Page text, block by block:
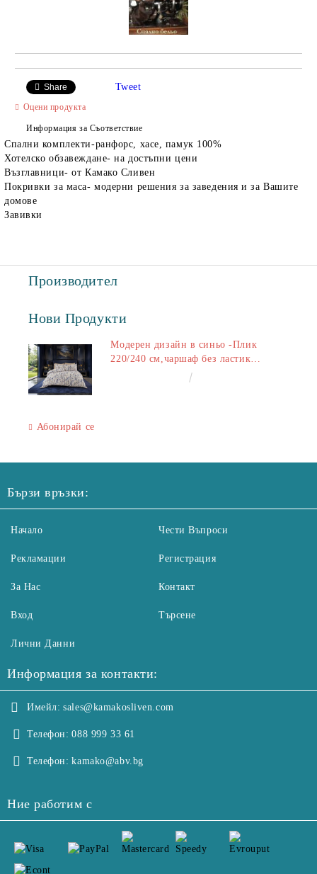
Share Tweet
Оцени продукта
Информация за Съответствие
Спални комплекти-ранфорс, хасе, памук 100%
Хотелско обзавеждане- на достъпни цени
Възглавници- от Камако Сливен
Покривки за маса- модерни решения за заведения и за Вашите
домове
Завивки
Производител
Нови Продукти
Модерен дизайн в синьо -Плик
220/240 см,чаршаф без ластик
240/260 см,калъфки 2+2
Абонирай се
Бързи връзки:
Начало
Рекламации
За Нас
Вход
Чести Въпроси
Регистрация
Контакт
Търсене
Лични Данни
Информация за контакти:
Имейл: sales@kamakosliven.com
Телефон: 088 999 33 61
Телефон: kamako@abv.bg
Ние работим с